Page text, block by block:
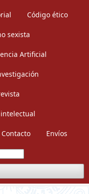
Código ético
sexista
Artificial
Contacto Envíos